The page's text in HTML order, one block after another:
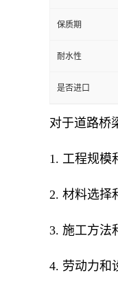
保质期
耐水性
是否进口
对于道路桥
1. 工程规模
2. 材料选择
3. 施工方法
4. 劳动力和